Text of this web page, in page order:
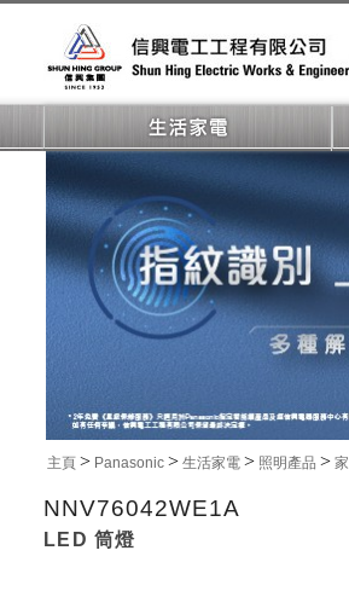
主頁 > Panasonic > 生活家電 > 照明產品 >
NNV76042WE1A
LED 筒燈